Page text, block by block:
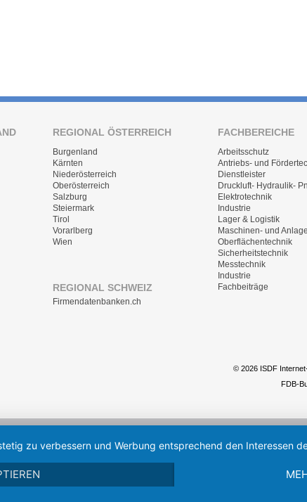
REGIONAL ÖSTERREICH
Burgenland
Kärnten
Niederösterreich
Oberösterreich
Salzburg
Steiermark
Tirol
Vorarlberg
Wien
REGIONAL SCHWEIZ
Firmendatenbanken.ch
FACHBEREICHE
Arbeitsschutz
Antriebs- und
Dienstleister
Druckluft- Hydraulik-
Elektrotechnik
Industrie
Lager & Logistik
Maschinen- und
Oberflächentechnik
Sicherheitstechnik
Messtechnik
Industrie
Fachbeiträge
© 2026 ISDF
FDB-
zu verbessern und Werbung entsprechend den Interessen